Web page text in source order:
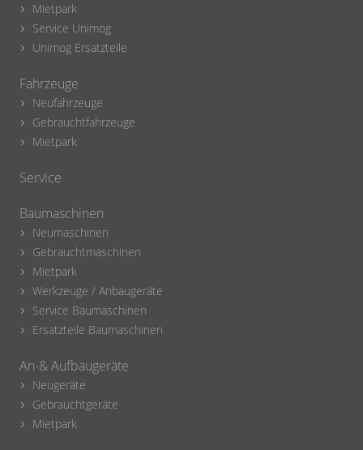
Mietpark
Service Unimog
Unimog Ersatzteile
Fahrzeuge
Neufahrzeuge
Gebrauchtfahrzeuge
Mietpark
Service
Baumaschinen
Neumaschinen
Gebrauchtmaschinen
Mietpark
Werkzeuge / Anbaugeräte
Service Baumaschinen
Ersatzteile Baumaschinen
An-& Aufbaugeräte
Neugeräte
Gebrauchtgeräte
Mietpark